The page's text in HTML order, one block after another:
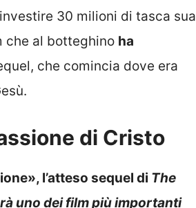
30 milioni di tasca sua
che al botteghino ha
che comincia dove era
di Cristo
l’atteso sequel di The
uno dei film più importanti